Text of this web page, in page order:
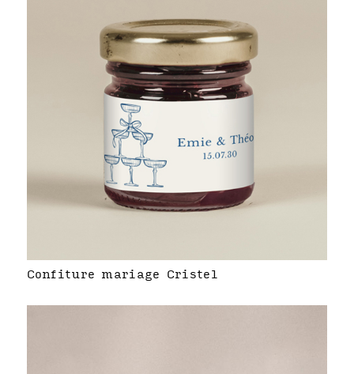
Confiture mariage Cristel